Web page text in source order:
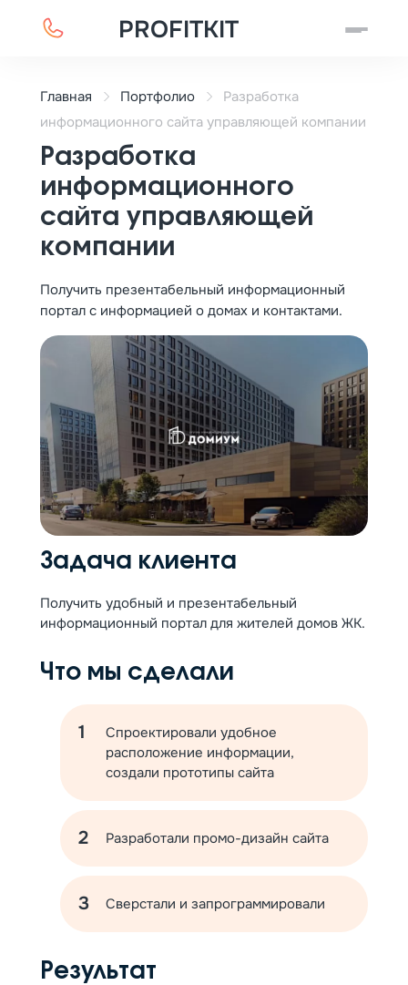
PROFITKIT
Главная Портфолио
Разработка
информационного сайта управляющей компании
Разработка
информационного
сайта управляющей
компании
Получить презентабельный информационный
портал с информацией о домах и контактами.
Задача клиента
Получить удобный и презентабельный
информационный портал для жителей домов ЖК.
Что мы сделали
Спроектировали удобное
расположение информации,
создали прототипы сайта
Разработали промо-дизайн сайта
Сверстали и запрограммировали
Результат